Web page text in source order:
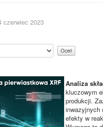
czerwiec 2023
Analiza
kluczowym
produkcji.
inwazyjnych
efekty w